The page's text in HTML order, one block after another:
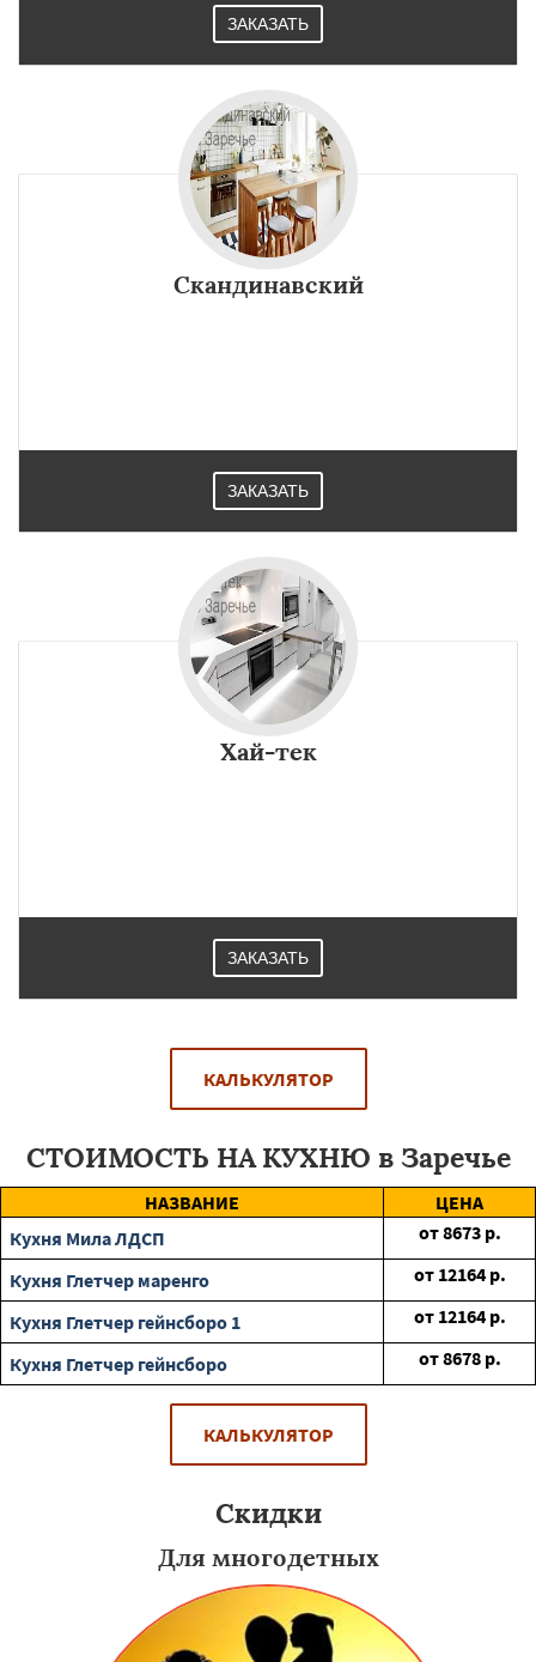
ЗАКАЗАТЬ
Скандинавский
ЗАКАЗАТЬ
Хай-тек
ЗАКАЗАТЬ
КАЛЬКУЛЯТОР
СТОИМОСТЬ НА КУХНЮ в Заречье
НАЗВАНИЕ
ЦЕНА
Кухня Мила ЛДСП
от8673 р.
Кухня Глетчер маренго
от 12164 р.
Кухня Глетчер гейнсборо 1
от 12164 р.
Кухня Глетчер гейнсборо
от8678 р.
КАЛЬКУЛЯТОР
Скидки
Для многодетных